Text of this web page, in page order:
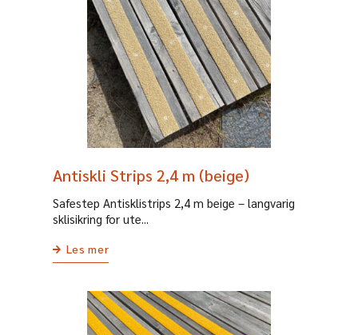
Antiskli Strips 2,4 m (beige)
Safestep Antisklistrips 2,4 m beige – langvarig
sklisikring for ute...
Les mer